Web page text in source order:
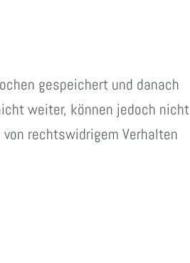
gespeichert und danach
weiter, können jedoch nicht
rechtswidrigem Verhalten